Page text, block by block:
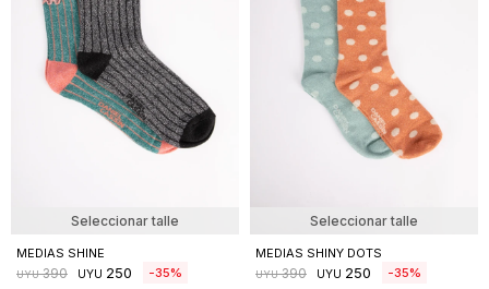
Seleccionar talle
MEDIAS SHINE
UYU 390 UYU 250 35
Seleccionar talle
MEDIAS SHINY DOTS
UYU 390 UYU 250 35